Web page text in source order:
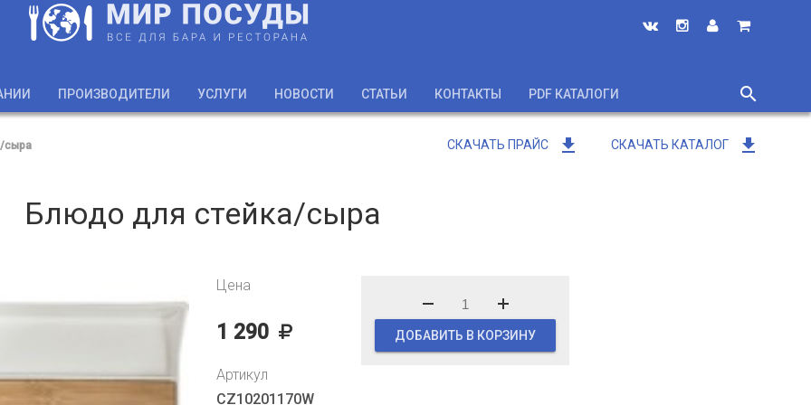
ПРОИЗВОДИТЕЛИ УСЛУГИ НОВОСТИ СТАТЬИ КОНТАКТЫ PDF КАТАЛОГИ
search
close
СКАЧАТЬ ПРАЙС get_app СКАЧАТЬ КАТАЛОГ get_app
сыра
Блюдо для стейка/сыра
Цена
1 290 ДОБАВИТЬ В КОРЗИНУ
Артикул
CZ10201170W